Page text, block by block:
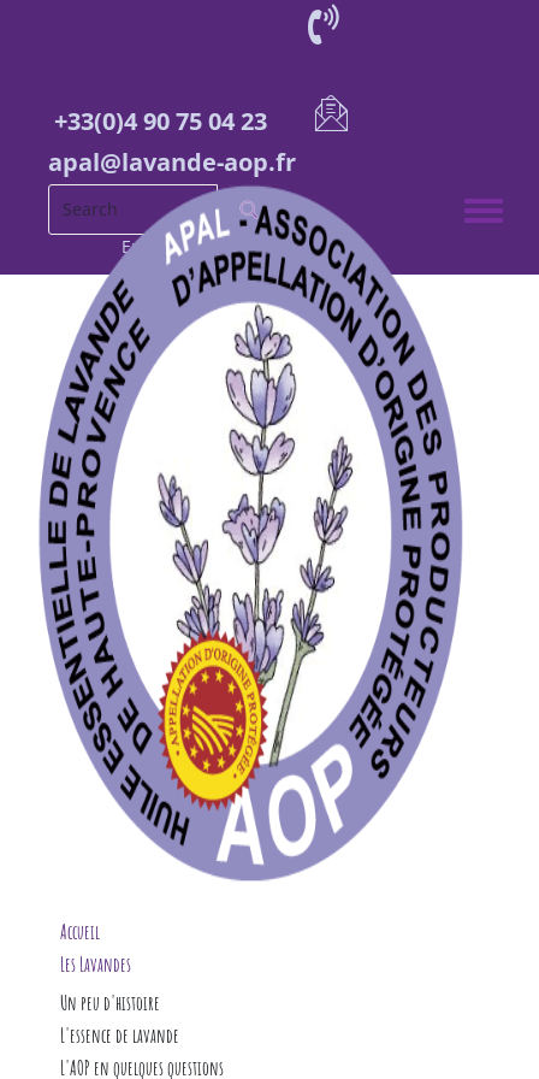
+33(0)4 90 75 04 23
apal@lavande-aop.fr
English French
Toggle
Accueil
Les Lavandes
Un peu d'histoire
Un peu de botanique
Culture et production
L'huile essentielle
L'essence de lavande
en aromathérapie
L'AOP
L'AOP en quelques questions
Notre actualité